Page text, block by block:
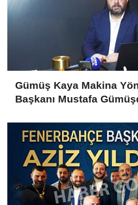
Gümüş Kaya Makina
Başkanı Mustafa